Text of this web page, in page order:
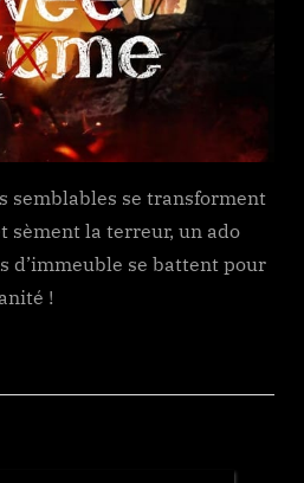
semblables se transforment
sèment la terreur, un ado
d’immeuble se battent pour
!